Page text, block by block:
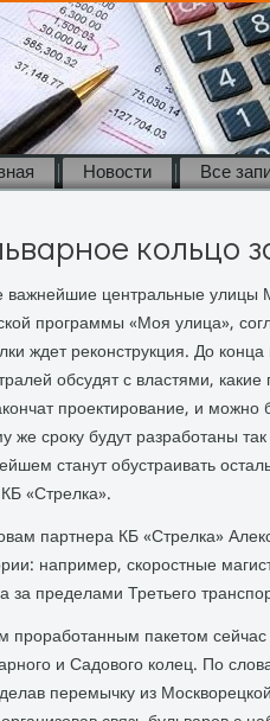
Новости Все
кольцо
важнейшие центральные улицы
программы «Моя улица»,
ждет реконструкция. До
обсудят с властями,
проектирование, и можно
же сроку будут разработаны
станут обустраивать
«Стрелка».
партнера КБ «Стрелка»
например, скоростные
за пределами Третьего
пакетом сейчас
и Садового колец. По
перемычку из